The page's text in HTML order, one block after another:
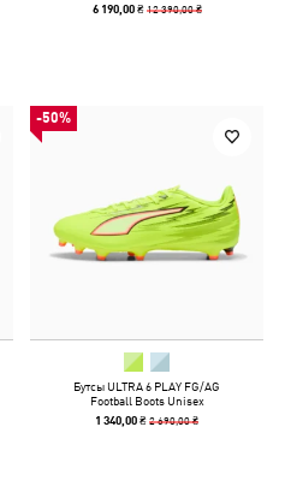
6 190,00 ₴ 12 390,00 ₴
-50%
Бутсы ULTRA 6 PLAY FG/AG
Football Boots Unisex
1 340,00 ₴2 690,00 ₴